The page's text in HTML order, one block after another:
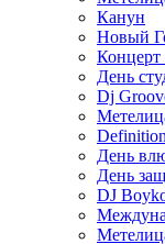
Канун
Новый
День
Dj
Definition
День
День
DJ